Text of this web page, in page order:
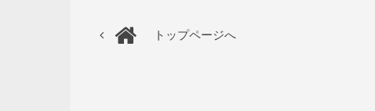
トップページへ